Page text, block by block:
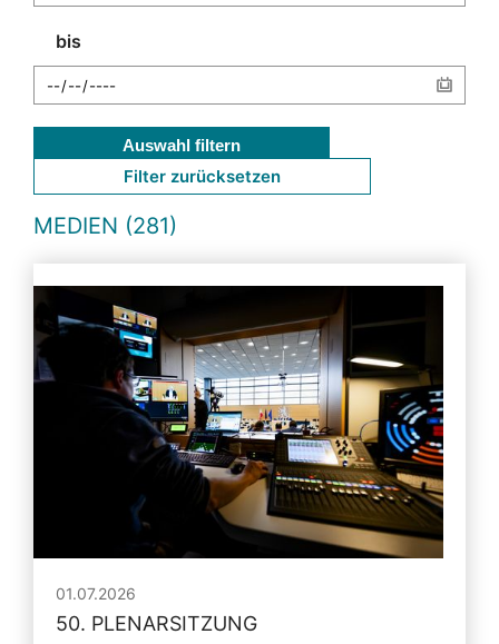
bis
Auswahl filtern
Filter zurücksetzen
MEDIEN (281)
01.07.2026
50. PLENARSITZUNG